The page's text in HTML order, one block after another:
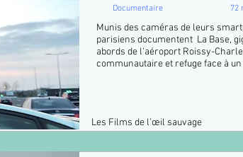
Documentaire 72
Munis des caméras de leurs
parisiens documentent La Base,
abords de l'aéroport Roissy-
communautaire et refuge face à
Les Films de l’œil sauvage